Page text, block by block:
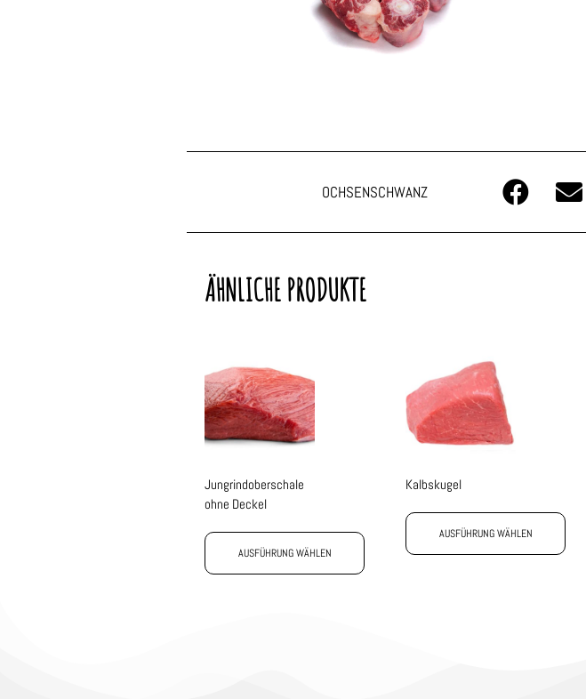
OCHSENSCHWANZ
ÄHNLICHE PRODUKTE
Jungrindoberschale
ohne Deckel
AUSFÜHRUNG WÄHLEN
Kalbskugel
AUSFÜHRUNG WÄHLEN